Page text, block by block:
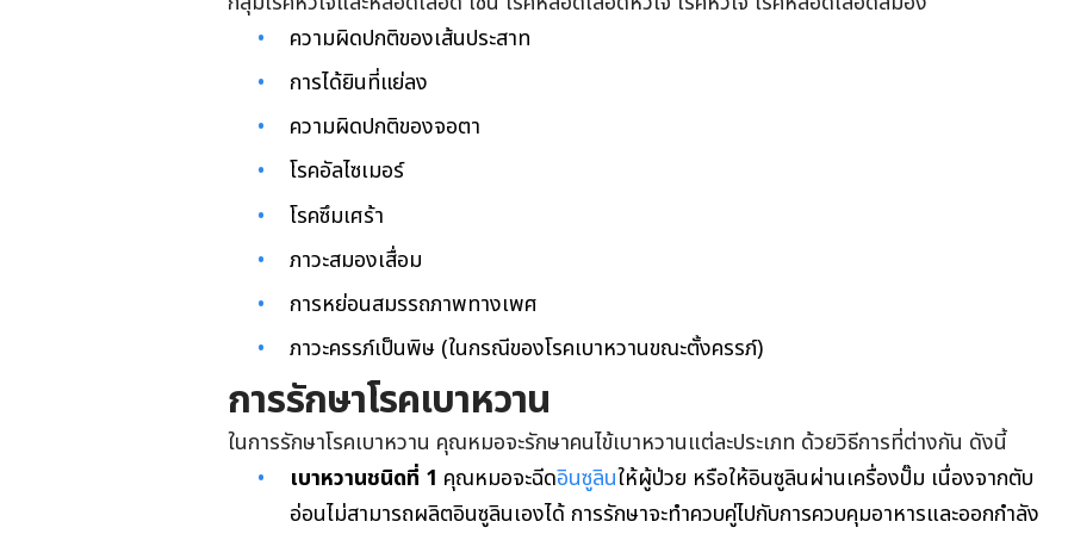
ความผิดปกติของเส้นประสาท
การได้ยินที่แย่ลง
ความผิดปกติของจอตา
โรคอัลไซเมอร์
โรคซึมเศร้า
ภาวะสมองเสื่อม
การหย่อนสมรรถภาพทางเพศ
ภาวะครรภ์เป็นพิษ (ในกรณีของโรคเบาหวานขณะตั้งครรภ์)
การรักษาโรคเบาหวาน
ในการรักษาโรคเบาหวาน คุณหมอจะรักษาคนไข้เบาหวานแต่ละประเภท ด้วยวิธีการที่ต่างกัน ดังนี้
เบาหวานชนิดที่ 1 คุณหมอจะฉีดอินซูลินให้ผู้ป่วย หรือให้อินซูลินผ่านเครื่องปั๊ม เนื่องจากตับ
อ่อนไม่สามารถผลิตอินซูลินเองได้ การรักษาจะทำควบคู่ไปกับการควบคุมอาหารและออกกำลัง